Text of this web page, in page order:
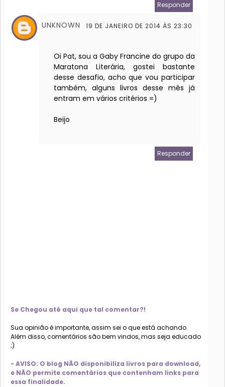
Responder
UNKNOWN 19 DE JANEIRO DE 2014 ÀS 23:30
Oi Pat, sou a Gaby Francine do grupo da
Maratona Literária, gostei bastante
desse desafio, acho que vou participar
também, alguns livros desse mês já
entram em vários critérios =)
Beijo
Responder
Se Chegou até aqui que tal comentar?!
Sua opinião é importante, assim sei o que está achando.
Além disso, comentários são bem vindos, mas seja educado
;)
- AVISO: O blog NÃO disponibiliza livros para download,
e NÃO permite comentários que contenham links para
essa finalidade.